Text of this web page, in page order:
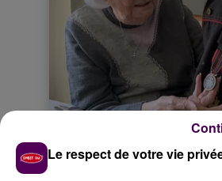
Le respect de votre vie